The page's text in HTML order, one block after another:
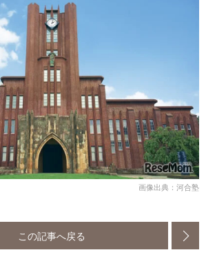
画像出典：河合塾
この記事へ戻る